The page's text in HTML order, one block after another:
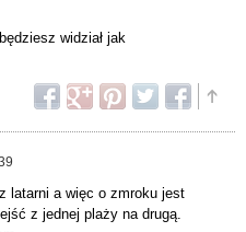
widział jak
latarni a więc o zmroku jest
z jednej plaży na drugą.